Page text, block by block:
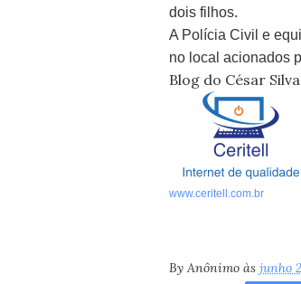
dois filhos.
A Polícia Civil e
no local acionados
Blog do César Silva
www.ceritell.com.br
By Anônimo às junho